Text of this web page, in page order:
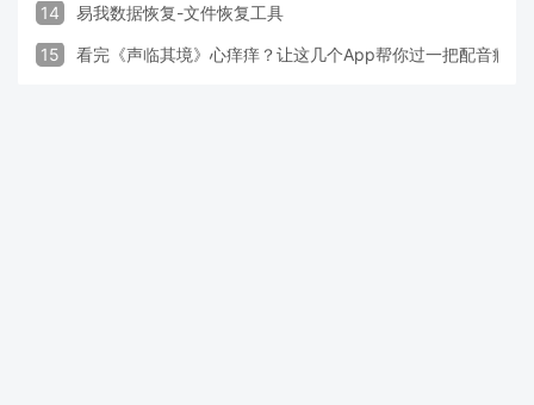
14 易我数据恢复-文件恢复工具
15 看完《声临其境》心痒痒？让这几个App帮你过一把配音瘾